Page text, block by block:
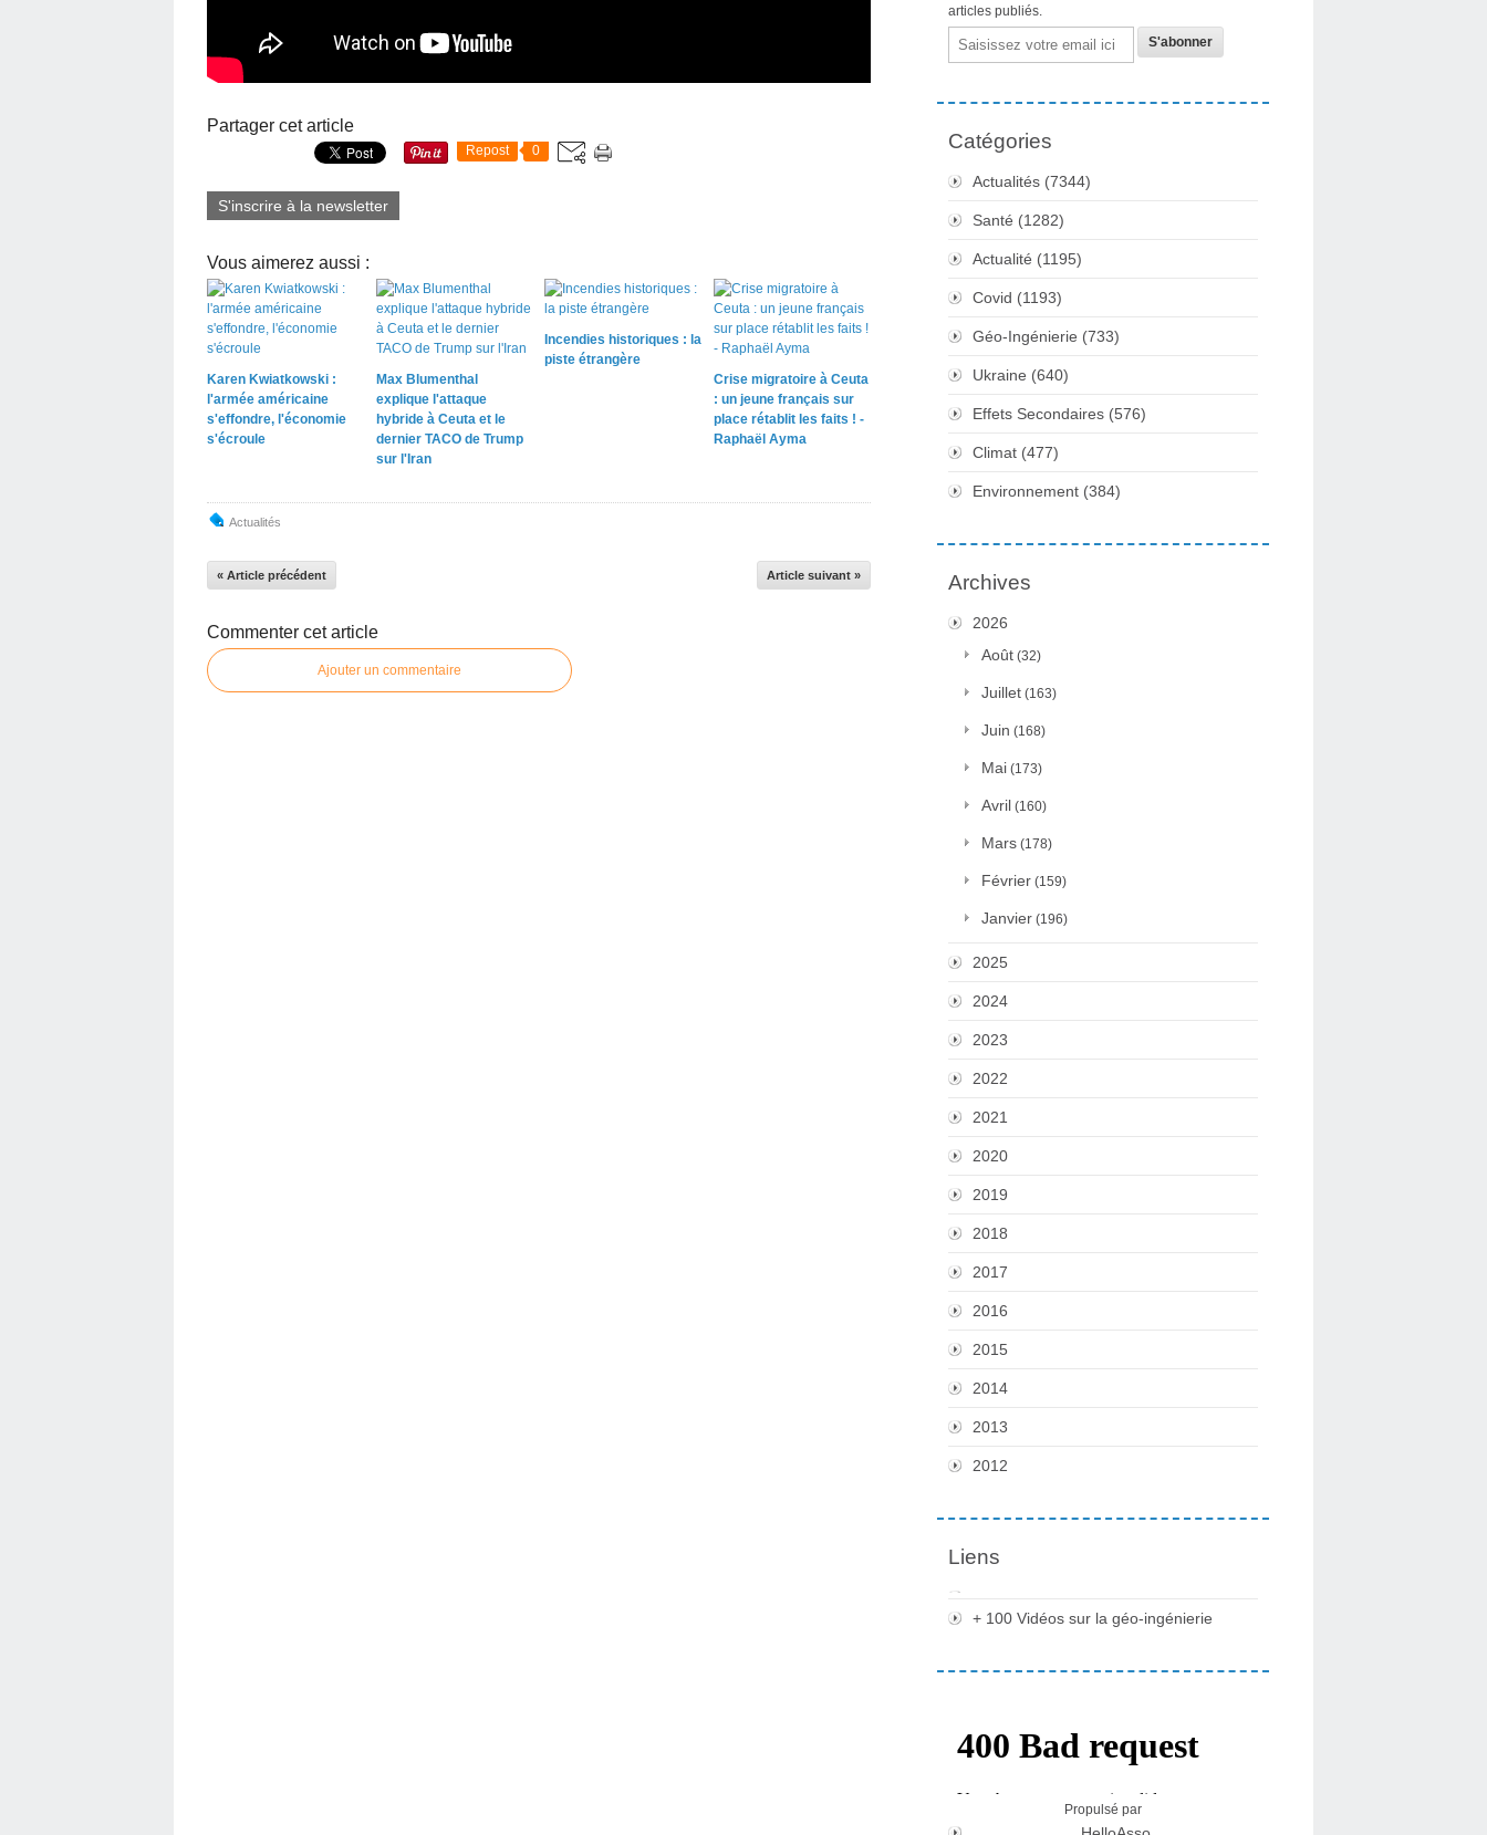
Partager cet article
Repost 0
S'inscrire à la newsletter
Vous aimerez aussi :
Karen Kwiatkowski :
l'armée américaine
s'effondre, l'économie
s'écroule
Max Blumenthal
explique l'attaque
hybride à Ceuta et le
dernier TACO de Trump
sur l'Iran
Incendies historiques : la
piste étrangère
Crise migratoire à Ceuta
: un jeune français sur
place rétablit les faits ! -
Raphaël Ayma
Actualités
« Article précédent Article suivant »
Commenter cet article
Ajouter un commentaire
articles publiés.
Email
Catégories
Actualités (7344)
Santé (1282)
Actualité (1195)
Covid (1193)
Géo-Ingénierie (733)
Ukraine (640)
Effets Secondaires (576)
Climat (477)
Environnement (384)
Archives
2026
Août (32)
Juillet (163)
Juin (168)
Mai (173)
Avril (160)
Mars (178)
Février (159)
Janvier (196)
2025
2024
2023
2022
2021
2020
2019
2018
2017
2016
2015
2014
2013
2012
Liens
+ 100 Vidéos sur la géo-ingénierie
Propulsé par